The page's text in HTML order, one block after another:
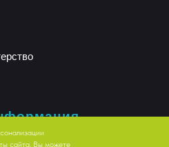
сайта. Вы можете